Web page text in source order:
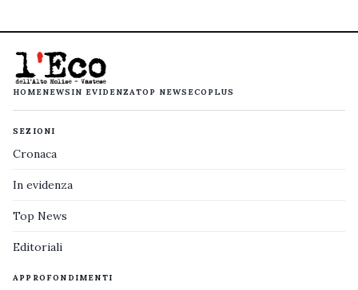
HOMENEWS IN EVIDENZATOP NEWS ECOPLUS
SEZIONI
Cronaca
In evidenza
Top News
Editoriali
APPROFONDIMENTI